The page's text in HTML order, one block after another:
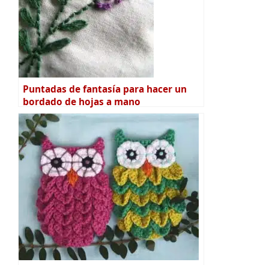
Puntadas de fantasía para hacer un
bordado de hojas a mano